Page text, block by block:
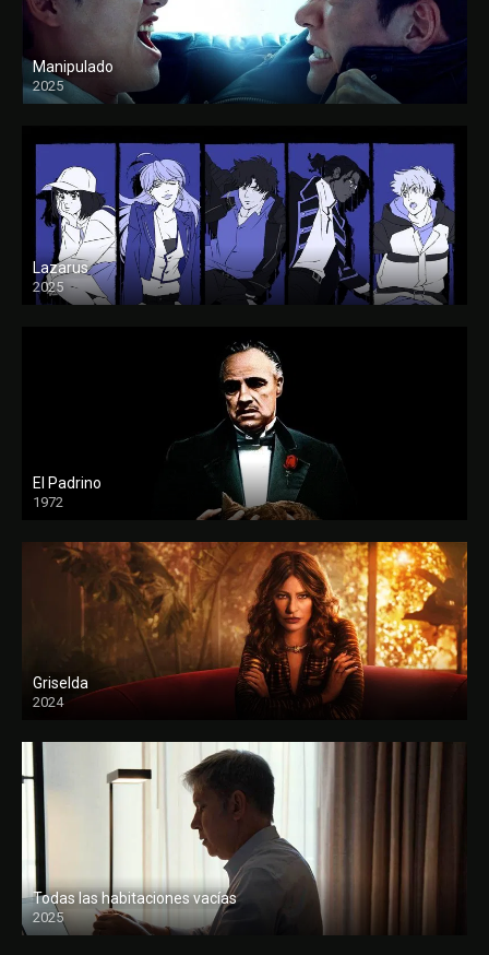
Manipulado
2025
Lazarus
2025
El Padrino
1972
FULL HD
Griselda
2024
Todas las habitaciones vacías
2025
FULL HD